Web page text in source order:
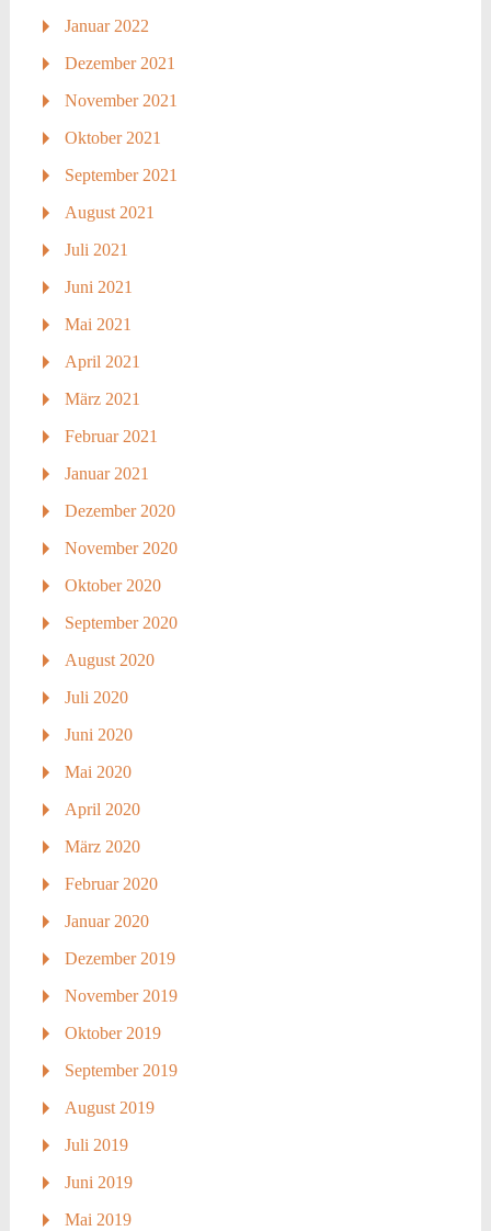
Januar 2022
Dezember 2021
November 2021
Oktober 2021
September 2021
August 2021
Juli 2021
Juni 2021
Mai 2021
April 2021
März 2021
Februar 2021
Januar 2021
Dezember 2020
November 2020
Oktober 2020
September 2020
August 2020
Juli 2020
Juni 2020
Mai 2020
April 2020
März 2020
Februar 2020
Januar 2020
Dezember 2019
November 2019
Oktober 2019
September 2019
August 2019
Juli 2019
Juni 2019
Mai 2019